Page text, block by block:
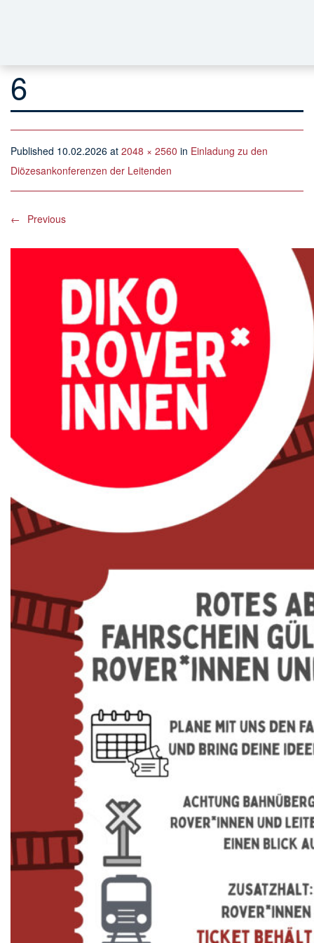
6
Published 10.02.2026 at 2048 × 2560 in Einladung zu den
Diözesankonferenzen der Leitenden
← Previous